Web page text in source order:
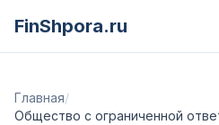
FinShpora.ru
Главная/
Общество с ограниченной